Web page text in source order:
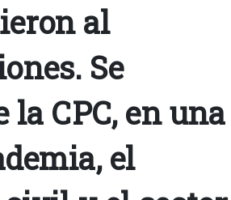
al
Se
la CPC, en una
el